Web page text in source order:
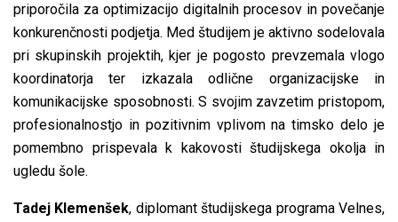
priporočila za optimizacijo digitalnih procesov in povečanje
konkurenčnosti podjetja. Med študijem je aktivno sodelovala
pri skupinskih projektih, kjer je pogosto prevzemala vlogo
koordinatorja ter izkazala odlične organizacijske in
komunikacijske sposobnosti. S svojim zavzetim pristopom,
profesionalnostjo in pozitivnim vplivom na timsko delo je
pomembno prispevala k kakovosti študijskega okolja in
ugledu šole.
Tadej Klemenšek, diplomant študijskega programa Velnes,